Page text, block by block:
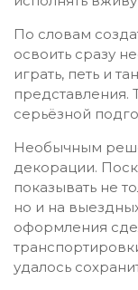
По словам
освоить сразу
играть, петь и
представления.
серьёзной
Необычным
декорации.
показывать не
но и на
оформления
удалось